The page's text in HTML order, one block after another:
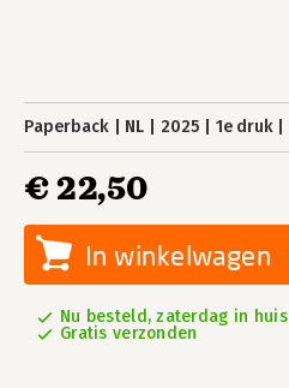
Paperback NL 2025 1e druk
€ 22,50
In winkelwagen
Nu besteld, zaterdag in huis
Gratis verzonden